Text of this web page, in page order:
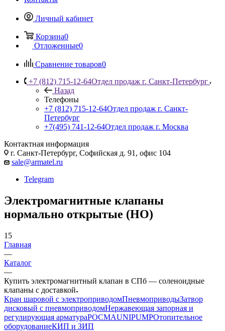
Личный кабинет
Корзина0
Отложенные0
Сравнение товаров0
+7 (812) 715-12-64Отдел продаж г. Санкт-Петербург
Назад
Телефоны
+7 (812) 715-12-64Отдел продаж г. Санкт-
Петербург
+7(495) 741-12-64Отдел продаж г. Москва
Контактная информация
г. Санкт-Петербург, Софийская д. 91, офис 104
sale@armatel.ru
Telegram
Электромагнитные клапаны
нормально открытые (НО)
15
Главная
—
Каталог
—
Купить электромагнитный клапан в СПб — соленоидные
клапаны с доставкой
Кран шаровой с электроприводомПневмоприводыЗатвор
дисковый с пневмоприводомНержавеющая запорная и
регулирующая арматураРОСМАUNIPUMPОтопительное
оборудованиеКИП и ЗИП